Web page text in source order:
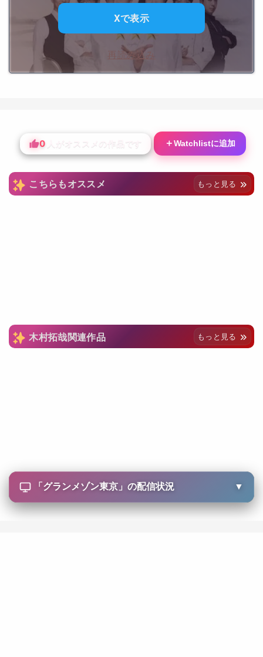
Xで表示
再読み込み
0 人がオススメの作品です ＋Watchlistに追加
こちらもオススメ もっと見る
木村拓哉関連作品 もっと見る
「 グランメゾン東京」の配信状況 ▼